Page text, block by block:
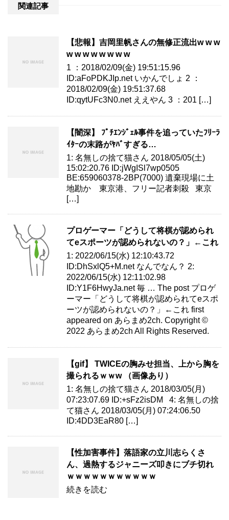
関連記事
【悲報】吉岡里帆さんの無修正流出w w w
w w w w w w w w
1 ：2018/02/09(金) 19:51:15.96
ID:aFoPDKJIp.net いかんでしょ 2 ：
2018/02/09(金) 19:51:37.68
ID:qytUFc3N0.net ええやん 3 ：201 […]
【闇深】 ﾌﾟﾁｴﾝｼﾞｪﾙ事件を追っていたﾌﾘｰﾗ
ｲﾀｰの末路がﾔﾊﾞすぎる…
1: 名無しの捨て猫さん 2018/05/05(土)
15:02:20.76 ID:jWgISl7wp0505
BE:659060378-2BP(7000) 遺棄現場に土
地勘か 東京港、フリー記者刺殺 東京
[…]
プロゲーマー「どうして将棋が認められ
てeスポーツが認められないの？」←これ
1: 2022/06/15(水) 12:10:43.72
ID:DhSxlQ5+M.net なんでなん？ 2:
2022/06/15(水) 12:11:02.98
ID:Y1F6HwyJa.net 毎 … The post プロゲ
ーマー「どうして将棋が認められてeスポ
ーツが認められないの？」←これ first
appeared on あらまめ2ch. Copyright ©
2022 あらまめ2ch All Rights Reserved.
【gif】 TWICEの胸みせ担当、上から胸を
撮られるｗｗw （画像あり）
1: 名無しの捨て猫さん 2018/03/05(月)
07:23:07.69 ID:+sFz2isDM 4: 名無しの捨
て猫さん 2018/03/05(月) 07:24:06.50
ID:4DD3EaR80 […]
【性加害事件】落語家の立川志らくさ
ん、過熱するジャニーズ叩きにブチ切れ
ｗｗｗｗｗｗｗｗｗｗｗ
続きを読む